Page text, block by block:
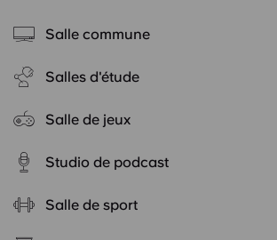
Salle commune
Salles d'étude
Salle de jeux
Studio de podcast
Salle de sport